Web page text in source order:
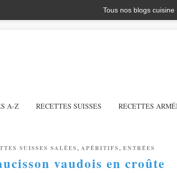
Tous nos blogs cuisine
A-Z RECETTES SUISSES RECETTES
SUISSES SALÉES, APÉRITIFS, ENTRÉES
vaudois en croûte